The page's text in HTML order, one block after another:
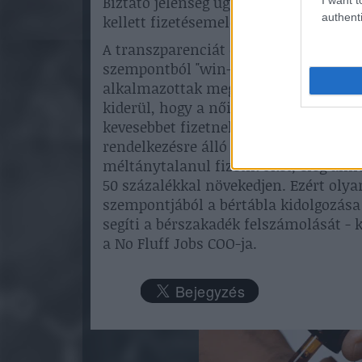
kellett fizetésemelést kérnie, mert
A transzparenciát elősegítő
szempontból "win-win" helyzetet
alkalmazottak megtartása
kiderül, hogy a női IT-szakemberek
kevesebbet fizetnek nekik, mint az
rendelkezésre álló kutatások szerint
méltánytalanul fizetik őket, elég
50 százalékkal növekedjen. Ezért
szempontjából a bértábla
segíti a bérszakadék felszámolását -
a No Fluff Jobs COO-ja.